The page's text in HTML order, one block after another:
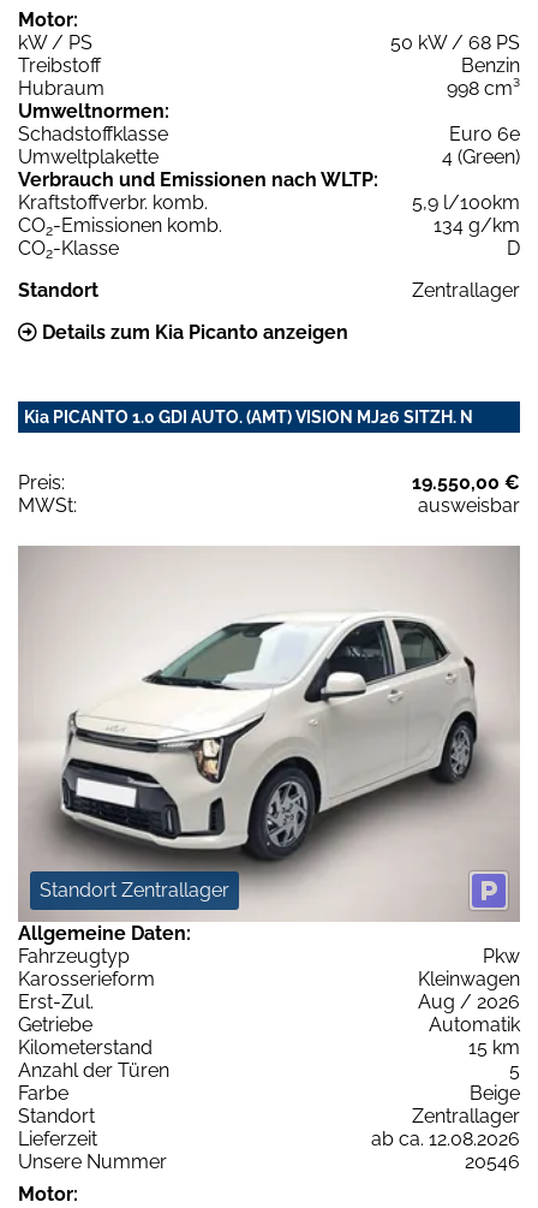
Motor:
kW / PS
50 kW / 68 PS
Treibstoff
Benzin
Hubraum
998 cm³
Umweltnormen:
Schadstoffklasse
Euro 6e
Umweltplakette
4 (Green)
Verbrauch und Emissionen nach WLTP:
Kraftstoffverbr. komb.
5,9 l/100km
CO2-Emissionen komb.
134 g/km
CO2-Klasse
D
Standort
Zentrallager
Details zum Kia Picanto anzeigen
Kia PICANTO 1.0 GDI AUTO. (AMT) VISION MJ26 SITZH. N
Preis:
19.550,00 €
MWSt:
ausweisbar
Standort Zentrallager
Allgemeine Daten:
Fahrzeugtyp
Pkw
Karosserieform
Kleinwagen
Erst-Zul.
Aug / 2026
Getriebe
Automatik
Kilometerstand
15 km
Anzahl der Türen
5
Farbe
Beige
Standort
Zentrallager
Lieferzeit
ab ca. 12.08.2026
Unsere Nummer
20546
Motor: